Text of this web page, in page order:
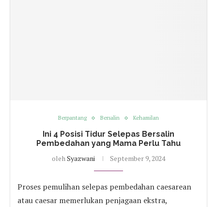
Berpantang Bersalin Kehamilan
Ini 4 Posisi Tidur Selepas Bersalin
Pembedahan yang Mama Perlu Tahu
olehSyazwani September 9, 2024
Proses pemulihan selepas pembedahan caesarean
atau caesar memerlukan penjagaan ekstra,